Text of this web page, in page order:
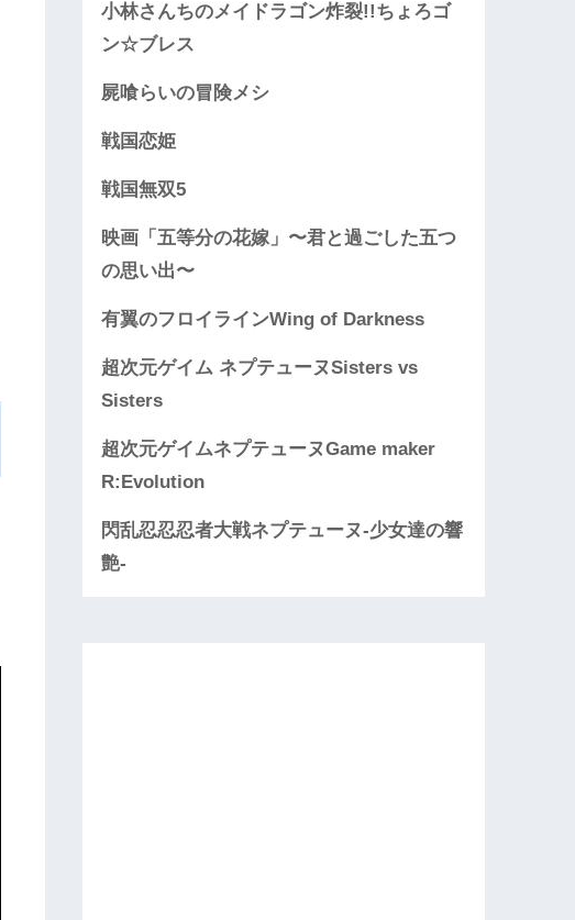
小林さんちのメイドラゴン炸裂!!ちょろゴ
ン☆ブレス
屍喰らいの冒険メシ
戦国恋姫
戦国無双5
映画「五等分の花嫁」〜君と過ごした五つ
の思い出〜
有翼のフロイラインWing of Darkness
超次元ゲイム ネプテューヌSisters vs
Sisters
超次元ゲイムネプテューヌGame maker
R:Evolution
閃乱忍忍忍者大戦ネプテューヌ-少女達の響
艶-